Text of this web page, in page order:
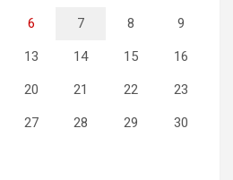
6 7 8 9
13 14 15 16
20 21 22 23
27 28 29 30